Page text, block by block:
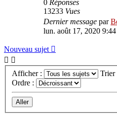
0 Réponses
13233 Vues
Dernier message par
lun. août 17, 2020
Nouveau sujet
Afficher :
Trier
Ordre :